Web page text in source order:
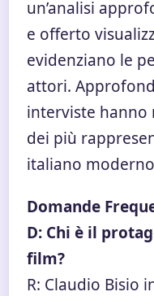
un’analisi
e offerto
evidenziano le
attori.
interviste hanno
dei più
italiano
Domande
D: Chi è il
film?
R: Claudio Bisio